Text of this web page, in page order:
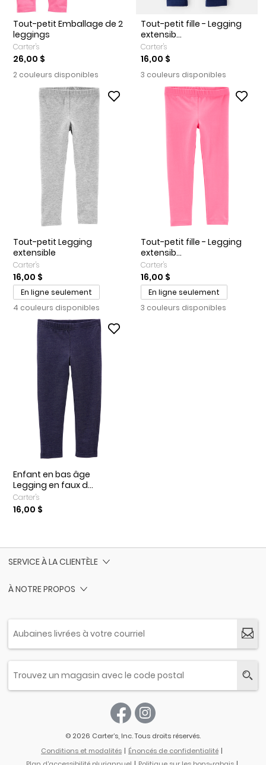
Tout-petit Emballage de 2
leggings
Carter's
26,00 $
2 couleurs disponibles
Tout-petit fille - Legging
extensib...
Carter's
16,00 $
3 couleurs disponibles
Tout-petit Legging
extensible
Carter's
16,00 $
En ligne seulement
4 couleurs disponibles
Tout-petit fille - Legging
extensib...
Carter's
16,00 $
En ligne seulement
3 couleurs disponibles
Enfant en bas âge
Legging en faux d...
Carter's
16,00 $
SERVICE À LA CLIENTÈLE
À NOTRE PROPOS
© 2026 Carter’s, Inc. Tous droits réservés.
Conditions et modalités
Énoncés de confidentialité